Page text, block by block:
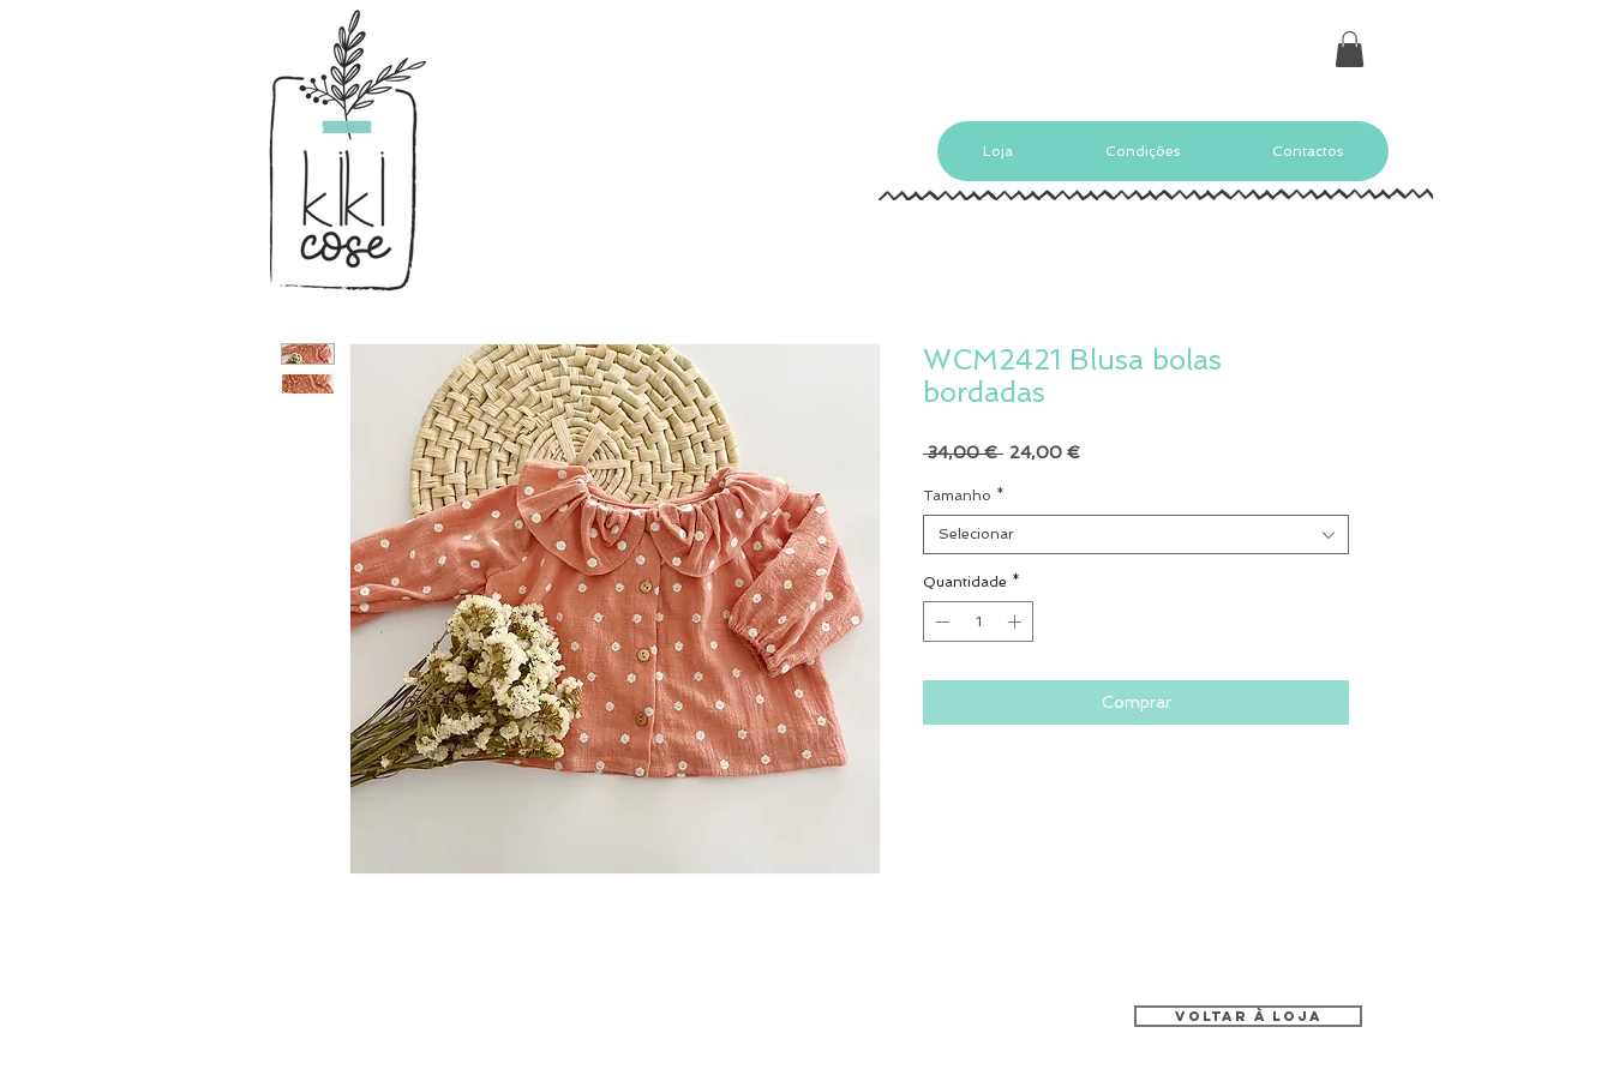
Loja Condições Contactos
WCM2421 Blusa bolas
bordadas
34,00 € Preço
24,00 €
Tamanho *
Selecionar
Quantidade *
Comprar
Voltar à loja